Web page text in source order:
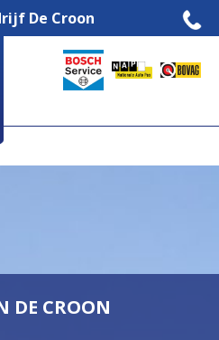
De Croon
DE CROON